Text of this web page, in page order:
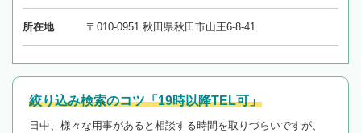
所在地 〒010-0951 秋田県秋田市山王6-8-41
絞り込み検索のコツ「19時以降TEL可」
日中、様々な用事があると相談する時間を取りづらいですが、